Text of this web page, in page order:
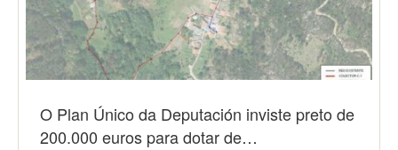
O Plan Único da Deputación inviste preto de
200.000 euros para dotar de…